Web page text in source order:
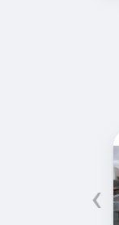
‹